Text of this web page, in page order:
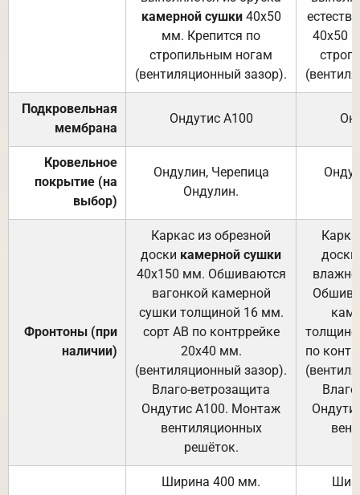
камерной сушки40х50
мм. Крепится по
стропильным ногам
(вентиляционный зазор).
40х50
Подкровельная
мембрана
Ондутис А100
Кровельное
покрытие (на
выбор)
Ондулин, Черепица
Ондулин.
Фронтоны (при
наличии)
Каркас из обрезной
доски камерной сушки
40х150 мм. Обшиваются
вагонкой камерной
сушки толщиной 16 мм.
сорт АВ по контррейке
20х40 мм.
(вентиляционный зазор).
Влаго-ветрозащита
Ондутис А100. Монтаж
вентиляционных
решёток.
доски
по
Ширина 400 мм.